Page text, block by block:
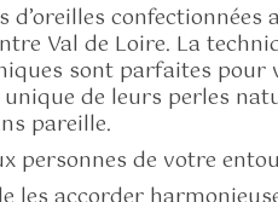
perles
confectionnées
Val de Loire. La
sont parfaites
de leurs perles
pareille.
personnes de votre